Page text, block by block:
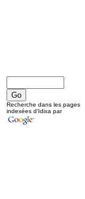
Recherche dans les pages
indexées d'Idixa par